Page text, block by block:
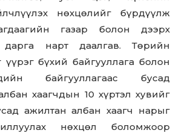
нөхцөлийг бүрдүүлж
газар болон дээрх
нарт даалгав. Төрийн
үүрэг бүхий байгууллага болон
байгууллагаас бусад
хаагчдын 10 хүртэл хувийг
ажилтан албан хаагч нарыг
нөхцөл боломжоор